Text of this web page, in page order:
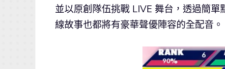
並以原創隊伍挑戰 LIVE 舞台，透過簡
線故事也都將有豪華聲優陣容的全配音。